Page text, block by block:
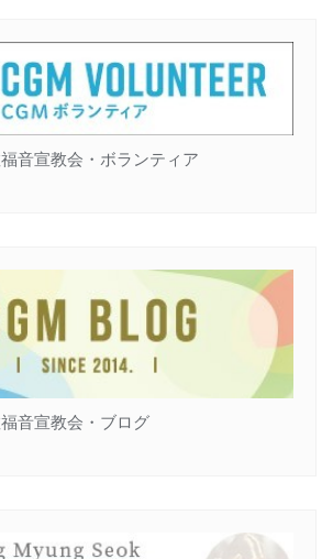
音宣教会・ボランティア
音宣教会・ブログ